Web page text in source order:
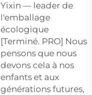
Yixin — leader de
l'emballage
écologique
[Terminé. PRO] Nous
pensons que nous
devons cela à nos
enfants et aux
générations futures,